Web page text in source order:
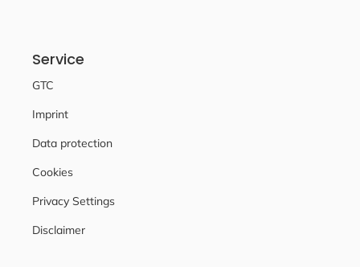
Service
GTC
Imprint
Data protection
Cookies
Privacy Settings
Disclaimer